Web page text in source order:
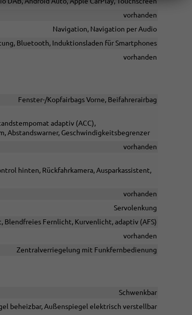
vorhanden
Navigation, Navigation per Audio
Bluetooth, Induktionsladen für Smartphones
vorhanden
Fenster-/Kopfairbags Vorne, Beifahrerairbag
adaptiv (ACC),
Abstandswarner, Geschwindigkeitsbegrenzer
vorhanden
hinten, Rückfahrkamera, Ausparkassistent,
vorhanden
Servolenkung
Blendfreies Fernlicht, Kurvenlicht, adaptiv (AFS)
vorhanden
Zentralverriegelung mit Funkfernbedienung
Schwenkbar
beheizbar, Außenspiegel elektrisch verstellbar